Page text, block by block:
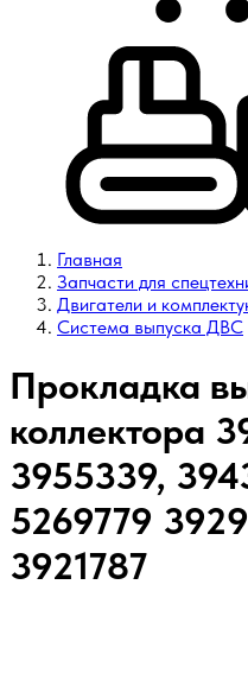
Главная
Запчасти для
Двигатели и
Система выпуска ДВС
Прокладка
коллектора
3955339,
5269779
3921787